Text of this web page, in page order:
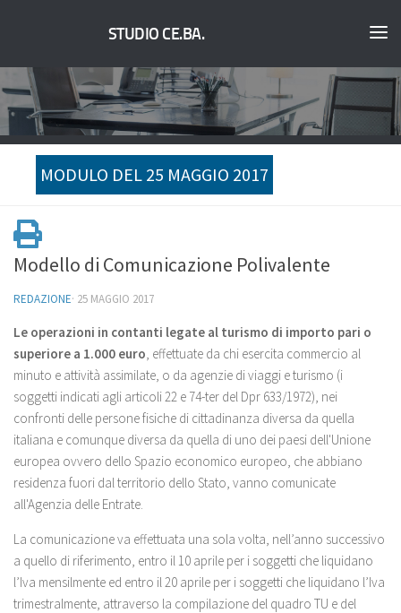
STUDIO CE.BA.
MODULO DEL 25 MAGGIO 2017
Modello di Comunicazione Polivalente
REDAZIONE· 25 MAGGIO 2017
Le operazioni in contanti legate al turismo di importo pari o
superiore a 1.000 euro, effettuate da chi esercita commercio al
minuto e attività assimilate, o da agenzie di viaggi e turismo (i
soggetti indicati agli articoli 22 e 74-ter del Dpr 633/1972), nei
confronti delle persone fisiche di cittadinanza diversa da quella
italiana e comunque diversa da quella di uno dei paesi dell'Unione
europea ovvero dello Spazio economico europeo, che abbiano
residenza fuori dal territorio dello Stato, vanno comunicate
all'Agenzia delle Entrate.
La comunicazione va effettuata una sola volta, nell’anno successivo
a quello di riferimento, entro il 10 aprile per i soggetti che liquidano
l’Iva mensilmente ed entro il 20 aprile per i soggetti che liquidano l’Iva
trimestralmente, attraverso la compilazione del quadro TU e del